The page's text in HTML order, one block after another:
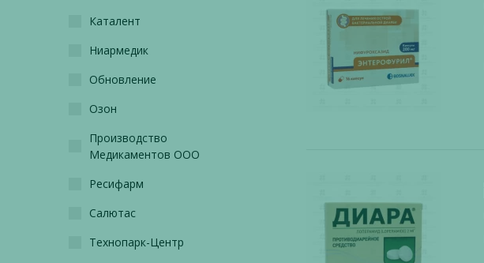
Каталент
Ниармедик
Обновление
Озон
Производство
Медикаментов ООО
Ресифарм
Салютас
Технопарк-Центр